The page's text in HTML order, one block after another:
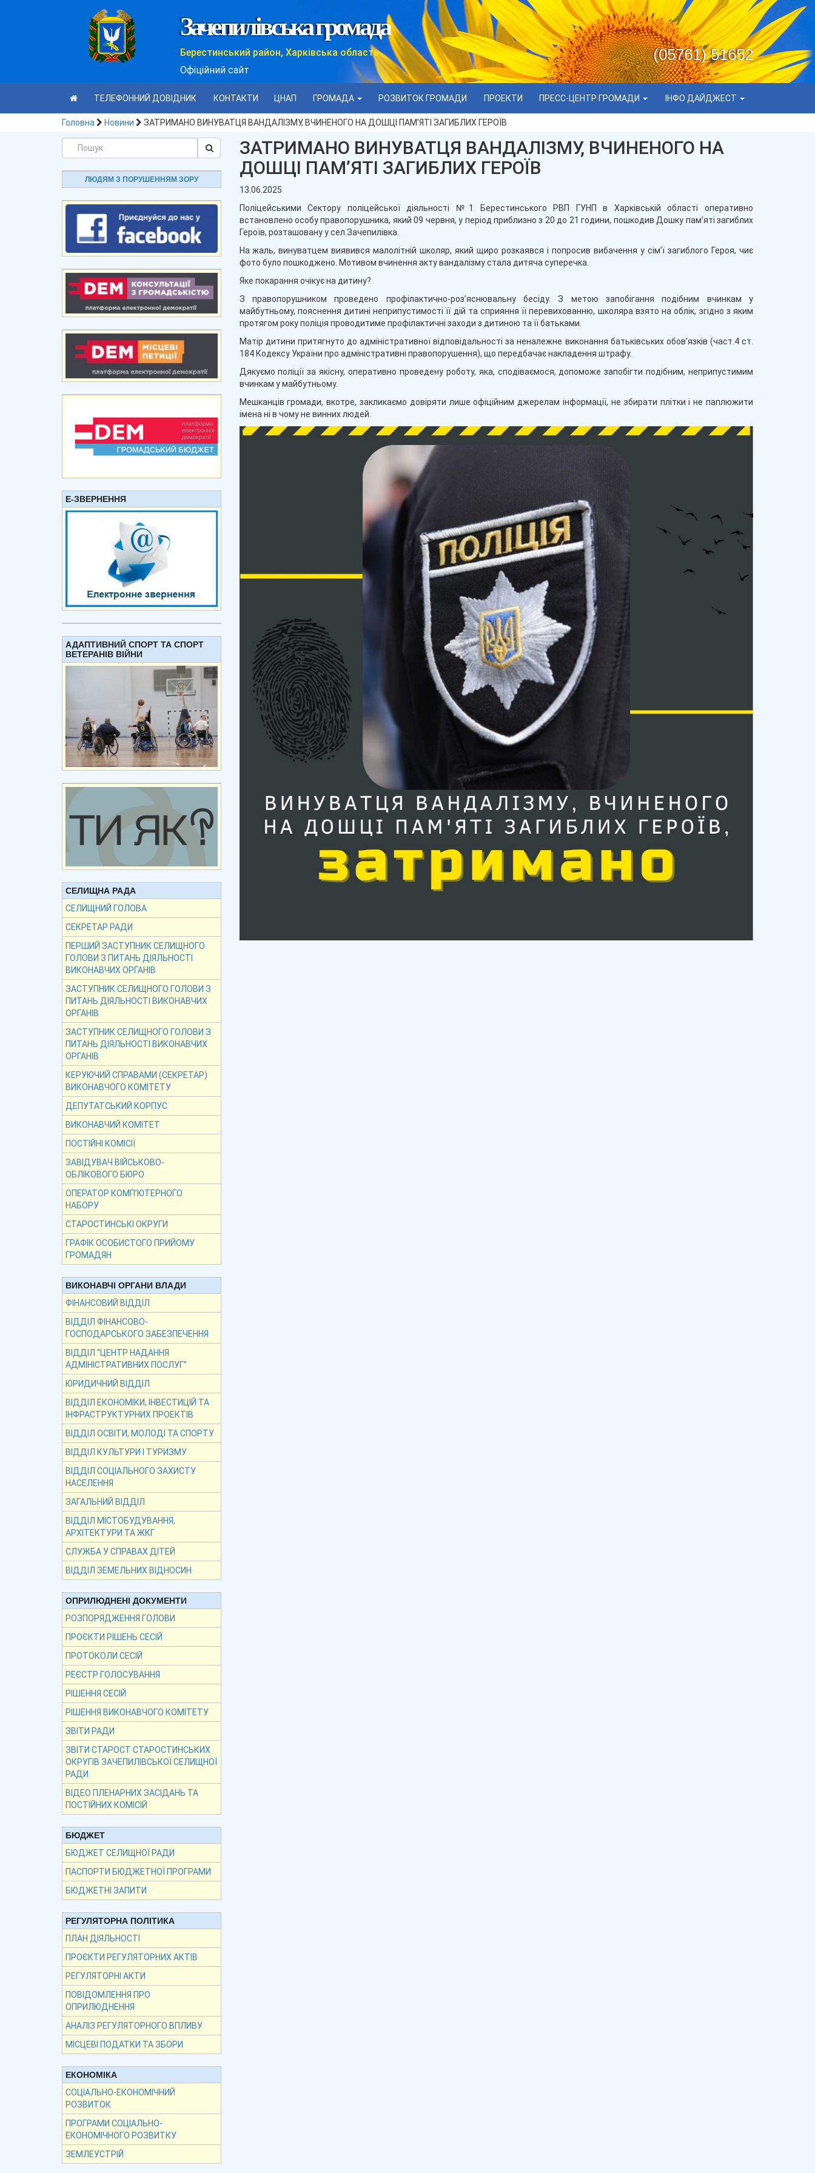
Зачепилівська громада
Берестинський район, Харківська область
Офіційний сайт
(05761) 51652
ТЕЛЕФОННИЙ ДОВІДНИК КОНТАКТИ ЦНАП ГРОМАДА РОЗВИТОК ГРОМАДИ ПРОЕКТИ ПРЕСС-ЦЕНТР ГРОМАДИ ІНФО ДАЙДЖЕСТ
Головна Новини ЗАТРИМАНО ВИНУВАТЦЯ ВАНДАЛІЗМУ, ВЧИНЕНОГО НА ДОШЦІ ПАМ’ЯТІ ЗАГИБЛИХ ГЕРОЇВ
ЛЮДЯМ З ПОРУШЕННЯМ ЗОРУ
Е-ЗВЕРНЕННЯ
АДАПТИВНИЙ СПОРТ ТА СПОРТ
ВЕТЕРАНІВ ВІЙНИ
СЕЛИЩНА РАДА
СЕЛИЩНИЙ ГОЛОВА
СЕКРЕТАР РАДИ
ПЕРШИЙ ЗАСТУПНИК СЕЛИЩНОГО
ГОЛОВИ З ПИТАНЬ ДІЯЛЬНОСТІ
ВИКОНАВЧИХ ОРГАНІВ
ЗАСТУПНИК СЕЛИЩНОГО ГОЛОВИ З
ПИТАНЬ ДІЯЛЬНОСТІ ВИКОНАВЧИХ
ОРГАНІВ
ЗАСТУПНИК СЕЛИЩНОГО ГОЛОВИ З
ПИТАНЬ ДІЯЛЬНОСТІ ВИКОНАВЧИХ
ОРГАНІВ
КЕРУЮЧИЙ СПРАВАМИ (СЕКРЕТАР)
ВИКОНАВЧОГО КОМІТЕТУ
ДЕПУТАТСЬКИЙ КОРПУС
ВИКОНАВЧИЙ КОМІТЕТ
ПОСТІЙНІ КОМІСІЇ
ЗАВІДУВАЧ ВІЙСЬКОВО-
ОБЛІКОВОГО БЮРО
ОПЕРАТОР КОМП’ЮТЕРНОГО
НАБОРУ
СТАРОСТИНСЬКІ ОКРУГИ
ГРАФІК ОСОБИСТОГО ПРИЙОМУ
ГРОМАДЯН
ВИКОНАВЧІ ОРГАНИ ВЛАДИ
ФІНАНСОВИЙ ВІДДІЛ
ВІДДІЛ ФІНАНСОВО-
ГОСПОДАРСЬКОГО ЗАБЕЗПЕЧЕННЯ
ВІДДІЛ “ЦЕНТР НАДАННЯ
АДМІНІСТРАТИВНИХ ПОСЛУГ”
ЮРИДИЧНИЙ ВІДДІЛ
ВІДДІЛ ЕКОНОМІКИ, ІНВЕСТИЦІЙ ТА
ІНФРАСТРУКТУРНИХ ПРОЕКТІВ
ВІДДІЛ ОСВІТИ, МОЛОДІ ТА СПОРТУ
ВІДДІЛ КУЛЬТУРИ І ТУРИЗМУ
ВІДДІЛ СОЦІАЛЬНОГО ЗАХИСТУ
НАСЕЛЕННЯ
ЗАГАЛЬНИЙ ВІДДІЛ
ВІДДІЛ МІСТОБУДУВАННЯ,
АРХІТЕКТУРИ ТА ЖКГ
СЛУЖБА У СПРАВАХ ДІТЕЙ
ВІДДІЛ ЗЕМЕЛЬНИХ ВІДНОСИН
ОПРИЛЮДНЕНІ ДОКУМЕНТИ
РОЗПОРЯДЖЕННЯ ГОЛОВИ
ПРОЄКТИ РІШЕНЬ СЕСІЙ
ПРОТОКОЛИ СЕСІЙ
РЕЄСТР ГОЛОСУВАННЯ
РІШЕННЯ СЕСІЙ
РІШЕННЯ ВИКОНАВЧОГО КОМІТЕТУ
ЗВІТИ РАДИ
ЗВІТИ СТАРОСТ СТАРОСТИНСЬКИХ
ОКРУГІВ ЗАЧЕПИЛІВСЬКОЇ СЕЛИЩНОЇ
РАДИ
ВІДЕО ПЛЕНАРНИХ ЗАСІДАНЬ ТА
ПОСТІЙНИХ КОМІСІЙ
БЮДЖЕТ
БЮДЖЕТ СЕЛИЩНОЇ РАДИ
ПАСПОРТИ БЮДЖЕТНОЇ ПРОГРАМИ
БЮДЖЕТНІ ЗАПИТИ
РЕГУЛЯТОРНА ПОЛІТИКА
ПЛАН ДІЯЛЬНОСТІ
ПРОЄКТИ РЕГУЛЯТОРНИХ АКТІВ
РЕГУЛЯТОРНІ АКТИ
ПОВІДОМЛЕННЯ ПРО
ОПРИЛЮДНЕННЯ
АНАЛІЗ РЕГУЛЯТОРНОГО ВПЛИВУ
МІСЦЕВІ ПОДАТКИ ТА ЗБОРИ
ЕКОНОМІКА
СОЦІАЛЬНО-ЕКОНОМІЧНИЙ
РОЗВИТОК
ПРОГРАМИ СОЦІАЛЬНО-
ЕКОНОМІЧНОГО РОЗВИТКУ
ЗЕМЛЕУСТРІЙ
ЗАТРИМАНО ВИНУВАТЦЯ ВАНДАЛІЗМУ, ВЧИНЕНОГО НА
ДОШЦІ ПАМ’ЯТІ ЗАГИБЛИХ ГЕРОЇВ
13.06.2025
Поліцейськими Сектору поліцейської діяльності №1 Берестинського РВП ГУНП в Харківській області оперативно
встановлено особу правопорушника, який 09 червня, у період приблизно з 20 до 21 години, пошкодив Дошку пам’яті загиблих
Героїв, розташовану у сел.Зачепилівка.
На жаль,винуватцем виявився малолітній школяр, який щиро розкаявся і попросив вибачення у сім’ї загиблого Героя, чиє
фото було пошкоджено. Мотивом вчинення акту вандалізму стала дитяча суперечка.
Яке покарання очікує на дитину?
З правопорушником проведено профілактично-роз’яснювальну бесіду. З метою запобігання подібним вчинкам у
майбутньому, пояснення дитині неприпустимості її дій та сприяння її перевихованню, школяра взято на облік, згідно з яким
протягом року поліція проводитиме профілактичні заходи з дитиною та її батьками.
Матір дитини притягнуто до адміністративної відповідальності за неналежне виконання батьківських обов’язків (част.4 ст.
184 Кодексу України про адміністративні правопорушення), що передбачає накладення штрафу.
Дякуємо поліції за якісну, оперативно проведену роботу, яка, сподіваємося, допоможе запобігти подібним, неприпустимим
вчинкам у майбутньому.
Мешканців громади, вкотре, закликаємо довіряти лише офіційним джерелам інформації, не збирати плітки і не паплюжити
імена ні в чому не винних людей.